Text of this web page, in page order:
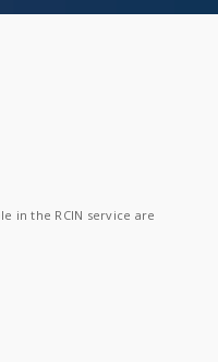
in the RCIN service are